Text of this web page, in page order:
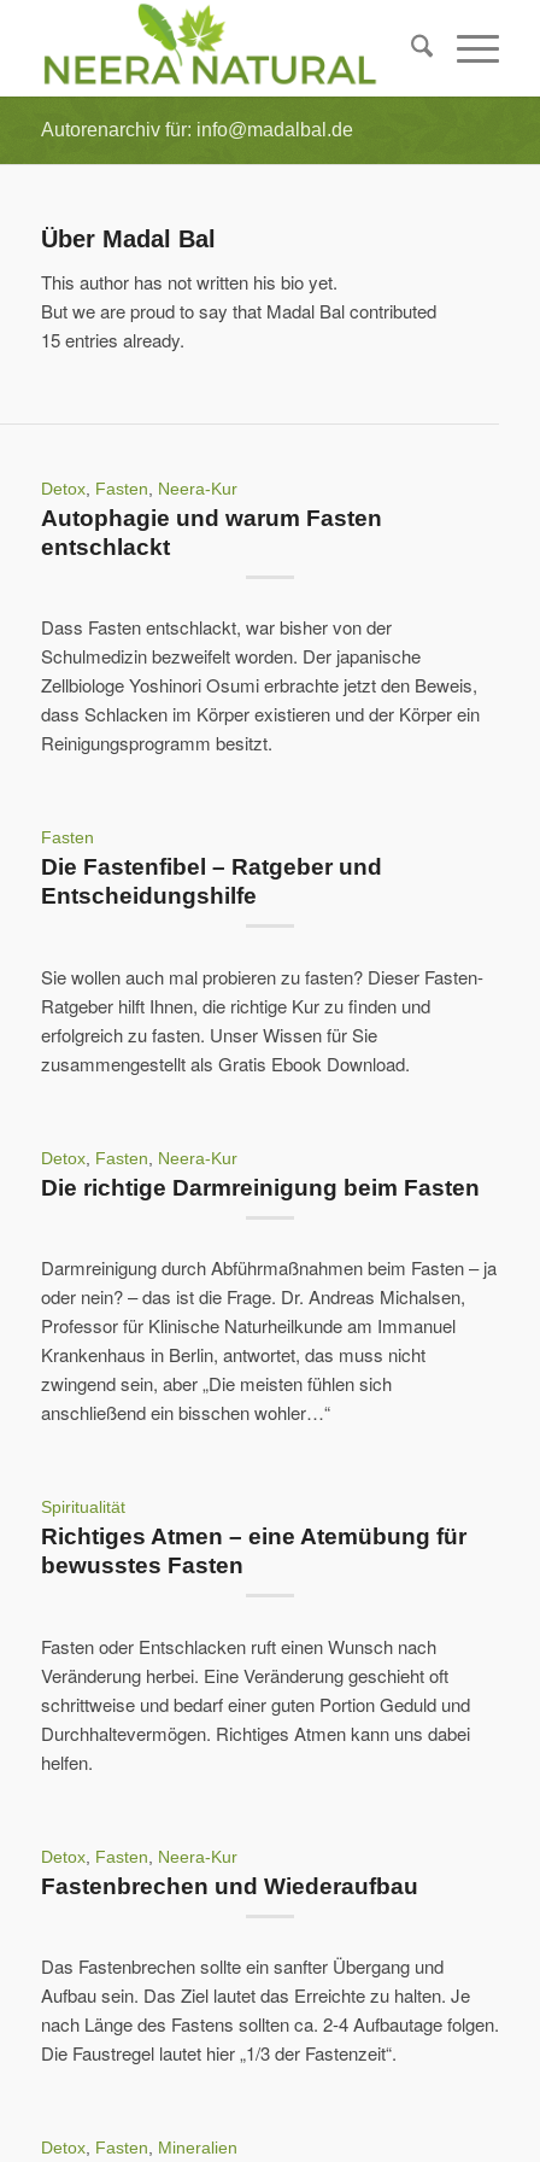
Autorenarchiv für: info@madalbal.de
Über Madal Bal
This author has not written his bio yet.
But we are proud to say that Madal Balcontributed
15 entries already.
Detox, Fasten Neera-Kur
Autophagie und warum Fasten
entschlackt
Dass Fasten entschlackt, war bisher von der
Schulmedizin bezweifelt worden. Der japanische
Zellbiologe Yoshinori Osumi erbrachte jetzt den Beweis,
dass Schlacken im Körper existieren und der Körper ein
Reinigungsprogramm besitzt.
Fasten
Die Fastenfibel – Ratgeber und
Entscheidungshilfe
Sie wollen auch mal probieren zu fasten? Dieser Fasten-
Ratgeber hilft Ihnen, die richtige Kur zu finden und
erfolgreich zu fasten. Unser Wissen für Sie
zusammengestellt als Gratis Ebook Download.
Detox, Fasten Neera-Kur
Die richtige Darmreinigung beim Fasten
Darmreinigung durch Abführmaßnahmen beim Fasten – ja
oder nein? – das ist die Frage. Dr. Andreas Michalsen,
Professor für Klinische Naturheilkunde am Immanuel
Krankenhaus in Berlin, antwortet, das muss nicht
zwingend sein, aber „Die meisten fühlen sich
anschließend ein bisschen wohler…“
Spiritualität
Richtiges Atmen – eine Atemübung für
bewusstes Fasten
Fasten oder Entschlacken ruft einen Wunsch nach
Veränderung herbei. Eine Veränderung geschieht oft
schrittweise und bedarf einer guten Portion Geduld und
Durchhaltevermögen. Richtiges Atmen kann uns dabei
helfen.
Detox, Fasten Neera-Kur
Fastenbrechen und Wiederaufbau
Das Fastenbrechen sollte ein sanfter Übergang und
Aufbau sein. Das Ziel lautet das Erreichte zu halten. Je
nach Länge des Fastens sollten ca. 2-4 Aufbautage folgen.
Die Faustregel lautet hier „1/3 der Fastenzeit“.
Detox, Fasten, Mineralien